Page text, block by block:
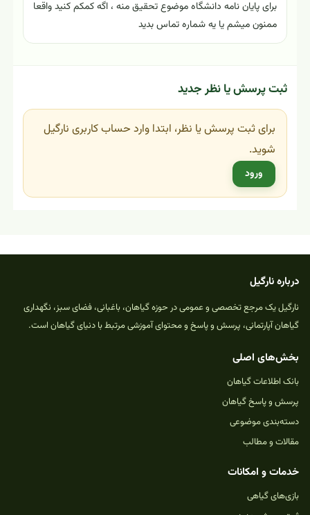
برای پایان نامه دانشگاه موضوع تحقیق منه ، اگه کمکم کنید واقعا
ممنون میشم یا یه شماره تماس بدید
ثبت پرسش یا نظر جدید
برای ثبت پرسش یا نظر، ابتدا وارد حساب کاربری نارگیل
شوید.
ورود
درباره نارگیل
نارگیل یک مرجع تخصصی و عمومی در حوزه گیاهان، باغبانی، فضای سبز، نگهداری
گیاهان آپارتمانی، پرسش و پاسخ و محتوای آموزشی مرتبط با دنیای گیاهان است.
بخش‌های اصلی
بانک اطلاعات گیاهان
پرسش و پاسخ گیاهان
دسته‌بندی موضوعی
مقالات و مطالب
خدمات و امکانات
بازی‌های گیاهی